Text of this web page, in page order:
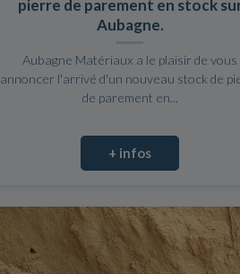
pierre de parement en stock
Aubagne.
Aubagne Matériaux a le plaisir de vous
annoncer l'arrivé d'un nouveau stock de
de parement en...
+ infos